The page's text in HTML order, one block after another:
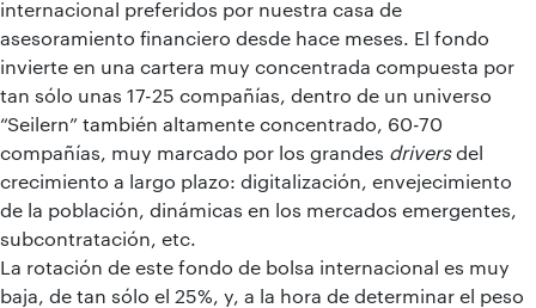
internacional preferidos por nuestra casa de
asesoramiento financiero desde hace meses. El fondo
invierte en una cartera muy concentrada compuesta por
tan sólo unas 17-25 compañías, dentro de un universo
“Seilern” también altamente concentrado, 60-70
compañías, muy marcado por los grandes driversdel
crecimiento a largo plazo: digitalización, envejecimiento
de la población, dinámicas en los mercados emergentes,
subcontratación, etc.
La rotación de este fondo de bolsa internacional es muy
baja, de tan sólo el 25%, y, a la hora de determinar el peso